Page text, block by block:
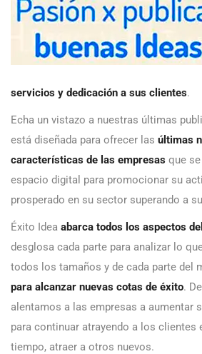
servicios y dedicación a sus clientes.
Echa un vistazo a nuestras últimas
está diseñada para ofrecer las últimas
características de las empresas que
espacio digital para promocionar su
prosperado en su sector superando a
Éxito Idea abarca todos los aspectos
desglosa cada parte para analizar lo
todos los tamaños y de cada parte del
para alcanzar nuevas cotas de éxito.
alentamos a las empresas a aumentar
para continuar atrayendo a los clientes
tiempo, atraer a otros nuevos.